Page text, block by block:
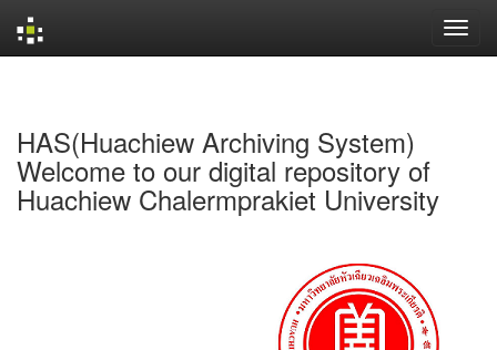
HAS(Huachiew Archiving System)
Welcome to our digital repository of
Huachiew Chalermprakiet University